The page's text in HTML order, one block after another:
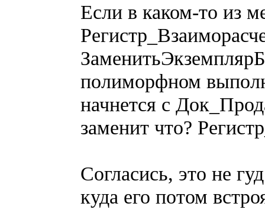
Если в каком-то из
полиморфном
начнется с
заменит что?
Согласись, это не
куда его потом